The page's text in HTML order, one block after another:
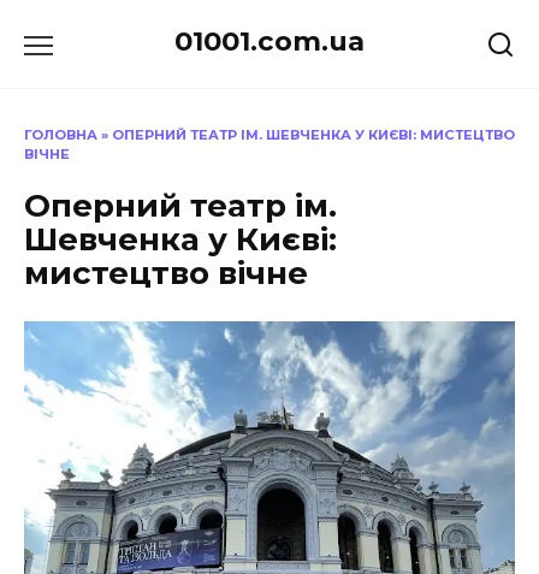
до
01001.com.ua
ГОЛОВНА » ОПЕРНИЙ ТЕАТР ІМ. ШЕВЧЕНКА У КИЄВІ: МИСТЕЦТВО
ВІЧНЕ
Оперний театр ім.
Шевченка у Києві:
мистецтво вічне